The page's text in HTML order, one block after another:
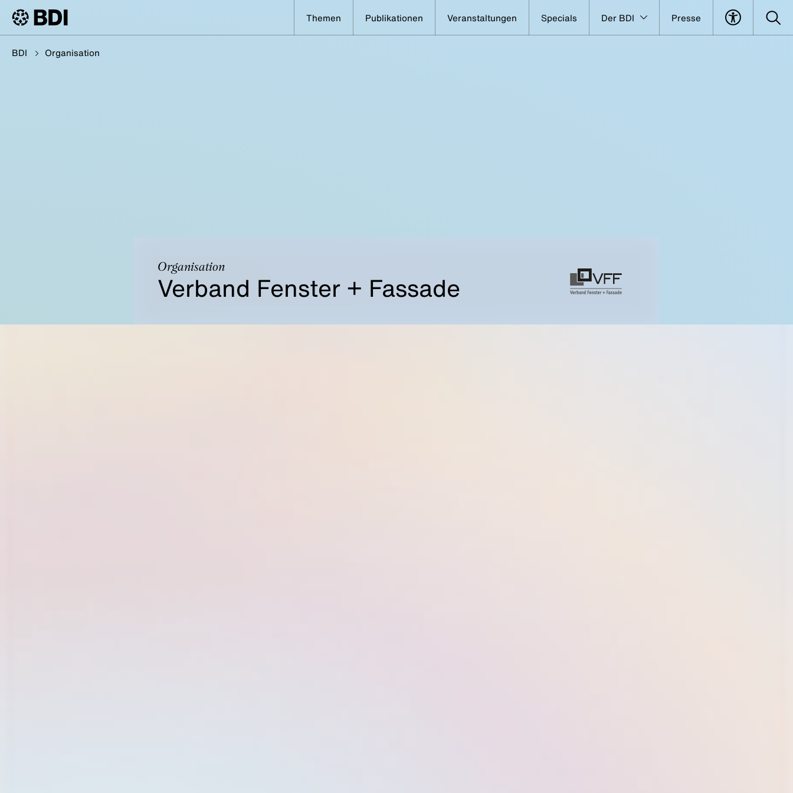
Themen Publikationen Veranstaltungen Specials Der BDI Presse
BDI Organisation
Organisation
Verband Fenster + Fassade